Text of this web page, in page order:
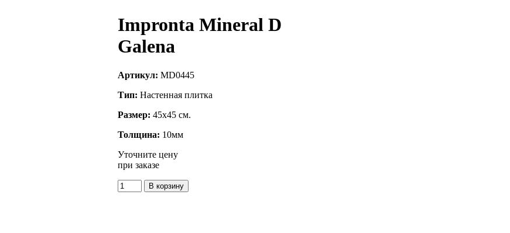
Impronta Mineral D
Galena
Артикул: MD0445
Тип: Настенная плитка
Размер: 45x45 см.
Толщина: 10мм
Уточните цену
при заказе